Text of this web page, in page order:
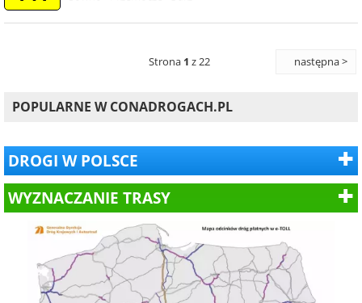
Strona 1 z 22 następna >
POPULARNE W CONADROGACH.PL
DROGI W POLSCE
WYZNACZANIE TRASY